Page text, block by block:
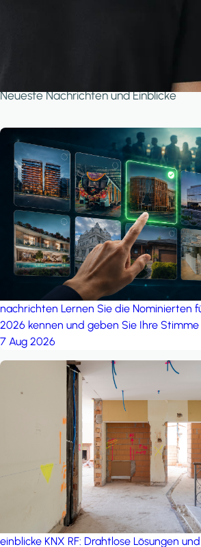
Neueste Nachrichten und Einblicke
nachrichten Lernen Sie die Nominierten
2026 kennen und geben Sie Ihre
7 Aug 2026
einblicke KNX RF: Drahtlose Lösungen